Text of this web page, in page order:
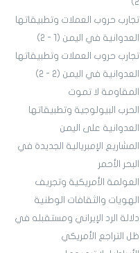
2)
تجارب حروب العملات وتطبيقاتها
العدوانية في اليمن (١ - ٢)
تجارب حروب العملات وتطبيقاتها
العدوانية في اليمن (2 - 2)
المقاومة لا تموت
الحرب البيولوجية وتطبيقاتها
العدوانية على اليمن
المشاريع الإمبريالية الجديدة في
البحر الأحمر
العولمة الأمريكية وتجريف
الهويات والثقافات الوطنية
دلالة الرد الإيراني ومستقبله في
ظل التراجع الأمريكي